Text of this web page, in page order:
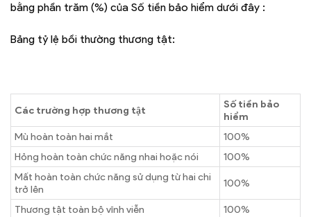
bằng phần trăm (%) của Số tiền bảo hiểm dưới đây :
Bảng tỷ lệ bồi thường thương tật:
Các trường hợp thương tật
Số tiền bảo
hiểm
Mù hoàn toàn hai mắt
100%
Hỏng hoàn toàn chức năng nhai hoặc nói
100%
Mất hoàn toàn chức năng sử dụng từ hai chi
trở lên
100%
Thương tật toàn bộ vĩnh viễn
100%